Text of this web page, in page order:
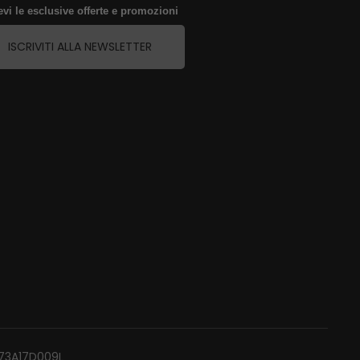
le esclusive offerte e promozioni
ISCRIVITI ALLA NEWSLETTER